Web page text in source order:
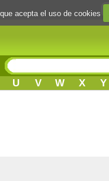
U V W X Y
acepta el uso de cookies